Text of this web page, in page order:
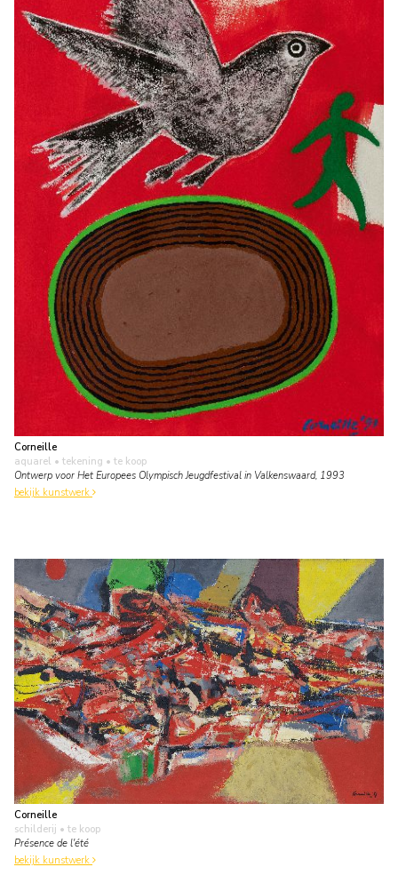
Corneille
aquarel • tekening • te koop
Ontwerp voor Het Europees Olympisch Jeugdfestival in Valkenswaard, 1993
bekijk kunstwerk
Corneille
schilderij • te koop
Présence de l'été
bekijk kunstwerk